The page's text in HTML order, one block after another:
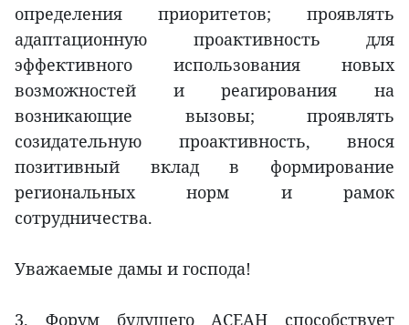
определения приоритетов; проявлять
адаптационную проактивность для
эффективного использования новых
возможностей и реагирования на
возникающие вызовы; проявлять
созидательную проактивность, внося
позитивный вклад в формирование
региональных норм и рамок
сотрудничества.
Уважаемые дамы и господа!
3. Форум будущего АСЕАН способствует